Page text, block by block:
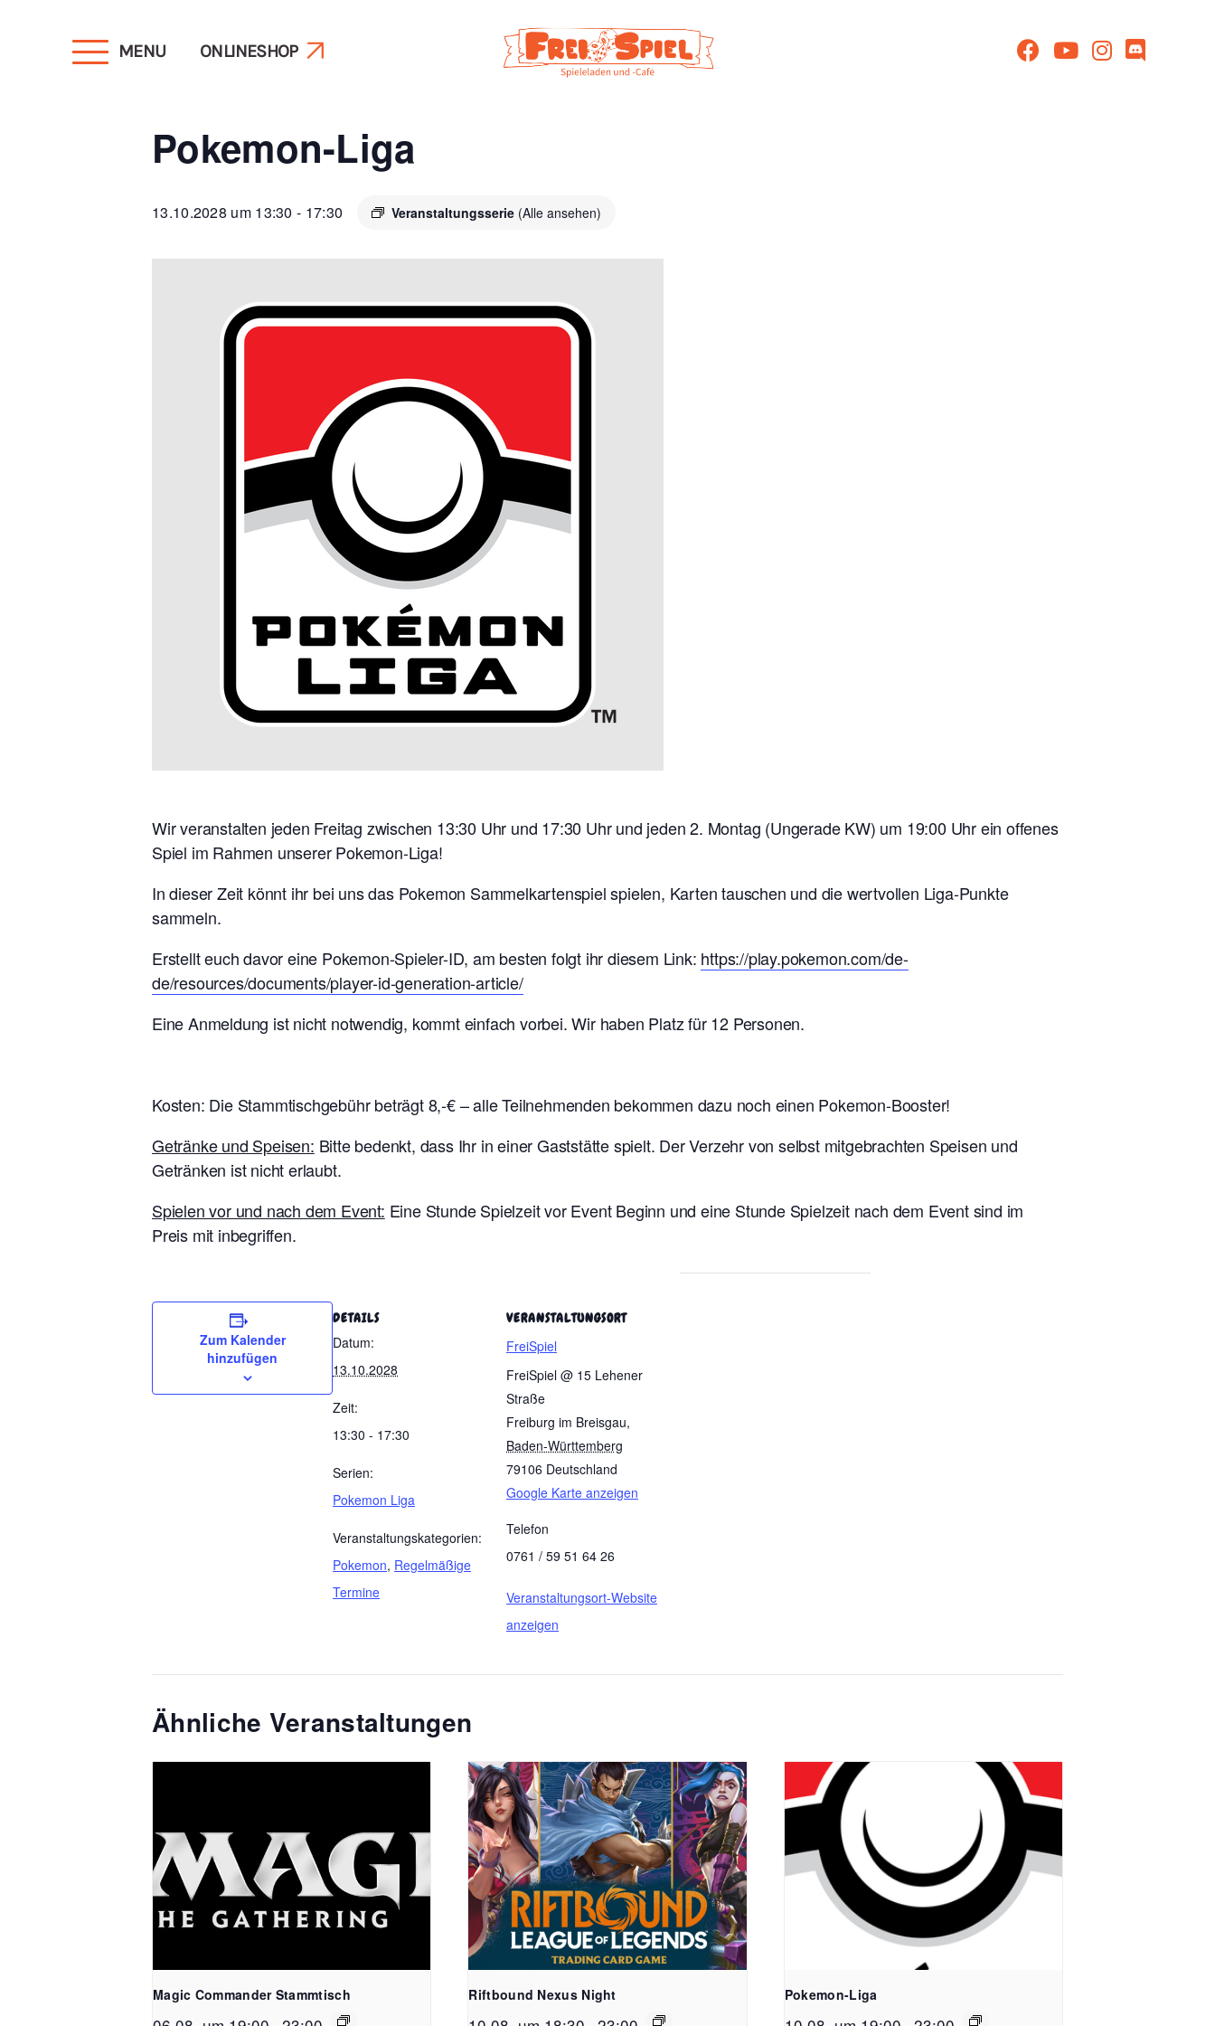
MENU ONLINESHOP
Pokemon-Liga
13.10.2028 um 13:30 - 17:30 Veranstaltungsserie (Alle ansehen)
Wir veranstalten jeden Freitag zwischen 13:30 Uhr und 17:30 Uhr und jeden 2. Montag (Ungerade KW) um 19:00 Uhr ein offenes
Spiel im Rahmen unserer Pokemon-Liga!
In dieser Zeit könnt ihr bei uns das Pokemon Sammelkartenspiel spielen, Karten tauschen und die wertvollen Liga-Punkte
sammeln.
Erstellt euch davor eine Pokemon-Spieler-ID, am besten folgt ihr diesem Link: https://play.pokemon.com/de-
de/resources/documents/player-id-generation-article/
Eine Anmeldung ist nicht notwendig, kommt einfach vorbei. Wir haben Platz für 12 Personen.
Kosten: Die Stammtischgebühr beträgt 8,-€ – alle Teilnehmenden bekommen dazu noch einen Pokemon-Booster!
Getränke und Speisen: Bitte bedenkt, dass Ihr in einer Gaststätte spielt. Der Verzehr von selbst mitgebrachten Speisen und
Getränken ist nicht erlaubt.
Spielen vor und nach dem Event: Eine Stunde Spielzeit vor Event Beginn und eine Stunde Spielzeit nach dem Event sind im
Preis mit inbegriffen.
Zum Kalender
hinzufügen
DETAILS
Datum:
13.10.2028
Zeit:
13:30 - 17:30
Serien:
Pokemon Liga
Veranstaltungskategorien:
Pokemon, Regelmäßige
Termine
VERANSTALTUNGSORT
FreiSpiel
FreiSpiel @ 15 Lehener
Straße
Freiburg im Breisgau,
Baden-Württemberg
79106 Deutschland
Google Karte anzeigen
Telefon
0761 / 59 51 64 26
Veranstaltungsort-Website
anzeigen
Ähnliche Veranstaltungen
Magic Commander Stammtisch Riftbound Nexus Night Pokemon-Liga